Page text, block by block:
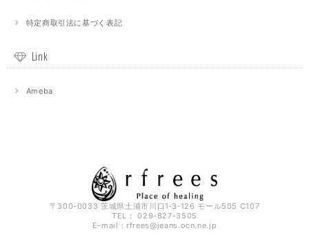
特定商取引法に基づく表記
Link
Ameba
〒300-0033 茨城県土浦市川口1‐3‐126 モール505 C107
TEL： 029-827-3505
E-mail： rfrees@jeans.ocn.ne.jp